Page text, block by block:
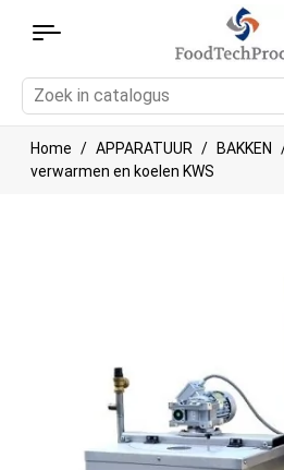
Home APPARATUUR BAKKEN
verwarmen en koelen KWS